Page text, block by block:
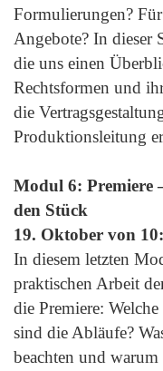
Formulierungen?
Angebote? In dieser
die uns einen
Rechtsformen und
die
Produktionsleitung
Modul 6: Premiere
den Stück
19. Oktober von
In diesem letzten
praktischen Arbeit
die Premiere:
sind die Abläufe?
beachten und